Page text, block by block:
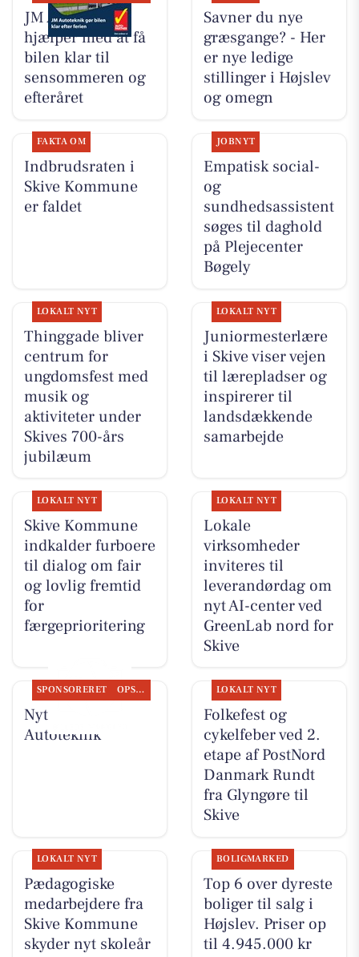
JM Autoteknik
hjælper med at få
bilen klar til
sensommeren og
efteråret
Savner du nye
græsgange? - Her
er nye ledige
stillinger i Højslev
og omegn
FAKTA OM
Indbrudsraten i
Skive Kommune
er faldet
JOBNYT
Empatisk social-
og
sundhedsassistent
søges til daghold
på Plejecenter
Bøgely
LOKALT NYT
Thinggade bliver
centrum for
ungdomsfest med
musik og
aktiviteter under
Skives 700-års
jubilæum
LOKALT NYT
Juniormesterlære
i Skive viser vejen
til lærepladser og
inspirerer til
landsdækkende
samarbejde
LOKALT NYT
Skive Kommune
indkalder furboere
til dialog om fair
og lovlig fremtid
for
færgeprioritering
LOKALT NYT
Lokale
virksomheder
inviteres til
leverandørdag om
nyt AI-center ved
GreenLab nord for
Skive
SPONSORERET OPSLAGSTAVLEN
Nyt fra JM
Autoteknik
LOKALT NYT
Folkefest og
cykelfeber ved 2.
etape af PostNord
Danmark Rundt
fra Glyngøre til
Skive
LOKALT NYT
Pædagogiske
medarbejdere fra
Skive Kommune
skyder nyt skoleår
BOLIGMARKED
Top 6 over dyreste
boliger til salg i
Højslev. Priser op
til 4.945.000 kr